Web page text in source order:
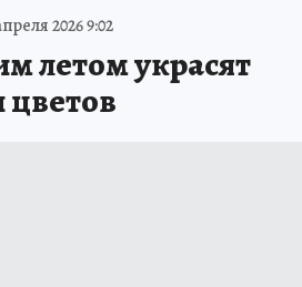
2026 9:02
летом украсят
цветов